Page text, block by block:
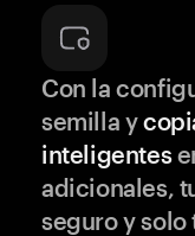
Con la
semilla y
inteligentes
adicionales,
seguro y